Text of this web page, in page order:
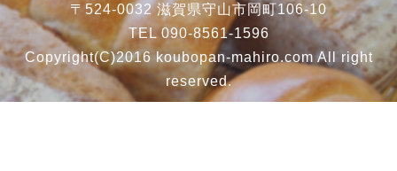
〒524-0032 滋賀県守山市岡町106-10
TEL 090-8561-1596
Copyright(C)2016 koubopan-mahiro.com All right
reserved.